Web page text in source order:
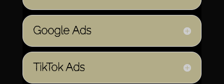
Google Ads
TikTok Ads